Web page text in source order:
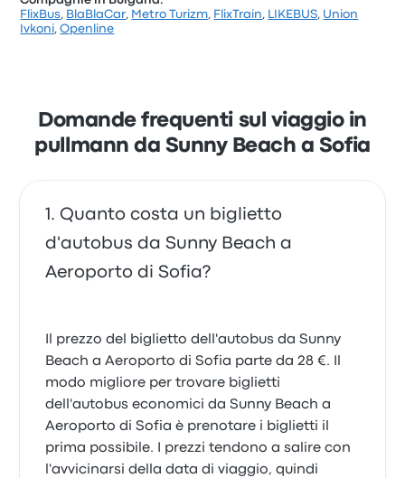
FlixBus, BlaBlaCar, Metro Turizm, FlixTrain, LIKEBUS, Union
Ivkoni,Openline
Domande frequenti sul viaggio in
pullmann da Sunny Beach a Sofia
Quanto costa un biglietto
d'autobus da Sunny Beach a
Aeroporto di Sofia?
Il prezzo del biglietto dell'autobus da Sunny
Beach a Aeroporto di Sofia parte da 28 €. Il
modo migliore per trovare biglietti
dell'autobus economici da Sunny Beach a
Aeroporto di Sofia è prenotare i biglietti il
prima possibile. I prezzi tendono a salire con
l'avvicinarsi della data di viaggio, quindi